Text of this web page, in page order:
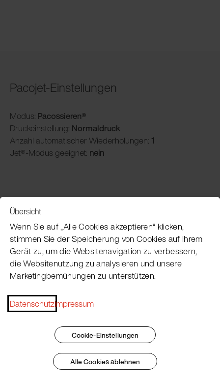
Pacojet-Einstellungen
Modus: Pacossieren®
Druckeinstellung: Normaldruck
Anzahl automatischer Wiederholungen: 1
Jet®-Modus geeignet: nein
Pacojet Newsletter
Möchten Sie regelmäßig über Neuigkeiten,
Laufenden bleiben?
Jetzt abonnieren
Übersicht
Wenn Sie auf „Alle Cookies akzeptieren“ klicken,
stimmen Sie der Speicherung von Cookies auf Ihrem
Gerät zu, um die Websitenavigation zu verbessern,
die Websitenutzung zu analysieren und unsere
Marketingbemühungen zu unterstützen.
DatenschutzImpressum
Cookie-Einstellungen
Alle Cookies ablehnen